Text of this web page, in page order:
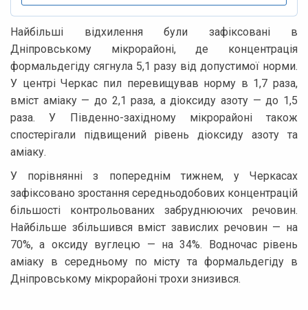
Найбільші відхилення були зафіксовані в
Дніпровському мікрорайоні, де концентрація
формальдегіду сягнула 5,1 разу від допустимої норми.
У центрі Черкас пил перевищував норму в 1,7 раза,
вміст аміаку — до 2,1 раза, а діоксиду азоту — до 1,5
раза. У Південно-західному мікрорайоні також
спостерігали підвищений рівень діоксиду азоту та
аміаку.
У порівнянні з попереднім тижнем, у Черкасах
зафіксовано зростання середньодобових концентрацій
більшості контрольованих забруднюючих речовин.
Найбільше збільшився вміст завислих речовин — на
70%, а оксиду вуглецю — на 34%. Водночас рівень
аміаку в середньому по місту та формальдегіду в
Дніпровському мікрорайоні трохи знизився.